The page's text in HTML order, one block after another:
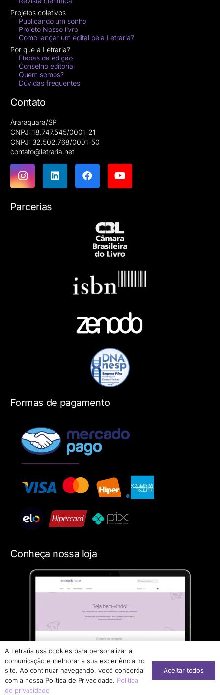
Projetos coletivos
Publicando um sonho
Projeto Nosso livro
Como lançar um edital pela Letraria?
Por que a Letraria?
Etapas da edição
Conselho editorial
Quem somos?
Dúvidas frequentes
Contato
Araraquara/SP
CNPJ: 18.747.545/0001-21
CNPJ: 32.502.768/0001-50
contato@letraria.net
Parcerias
Formas de pagamento
Conheça nossa loja
A Letraria usa cookies para personalizar a
comunicação e melhorar a sua experiência no
site. Ao continuar navegando, você concorda
com a nossa Política de Privacidade. Politica
de privacidade
Aceitar todos